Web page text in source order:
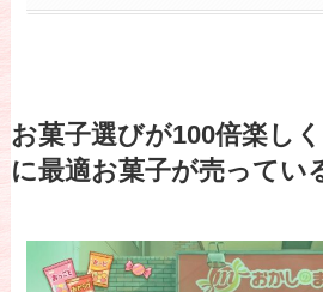
お菓子選びが100倍楽し
に最適お菓子が売ってい